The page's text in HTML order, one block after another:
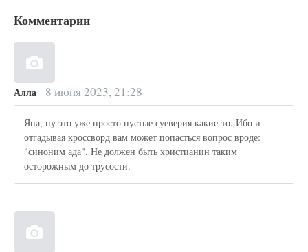
Комментарии
Алла 8 июня 2023, 21:28
Яна, ну это уже просто пустые суеверия какие-то. Ибо и
отгадывая кроссворд вам может попасться вопрос вроде:
"синоним ада". Не должен быть христианин таким
осторожным до трусости.